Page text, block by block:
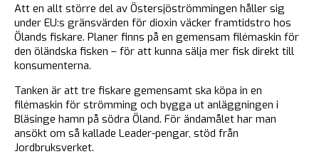
Att en allt större del av Östersjöströmmingen håller sig
under EU:s gränsvärden för dioxin väcker framtidstro hos
Ölands fiskare. Planer finns på en gemensam filémaskin för
den öländska fisken – för att kunna sälja mer fisk direkt till
konsumenterna.
Tanken är att tre fiskare gemensamt ska köpa in en
filémaskin för strömming och bygga ut anläggningen i
Bläsinge hamn på södra Öland. För ändamålet har man
ansökt om så kallade Leader-pengar, stöd från
Jordbruksverket.